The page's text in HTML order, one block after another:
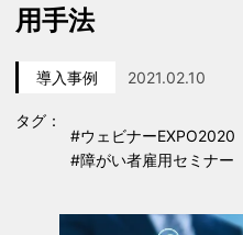
ツ
へ
移
用手法
カテゴリー
導入事例
投稿日
2021.02.10
タグ：
タグ
#ウェビナーEXPO2020
タグ
#障がい者雇用セミナー